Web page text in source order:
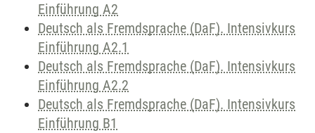
Einführung A2
Deutsch als Fremdsprache (DaF). Intensivkurs
Einführung A2.1
Deutsch als Fremdsprache (DaF). Intensivkurs
Einführung A2.2
Deutsch als Fremdsprache (DaF). Intensivkurs
Einführung B1